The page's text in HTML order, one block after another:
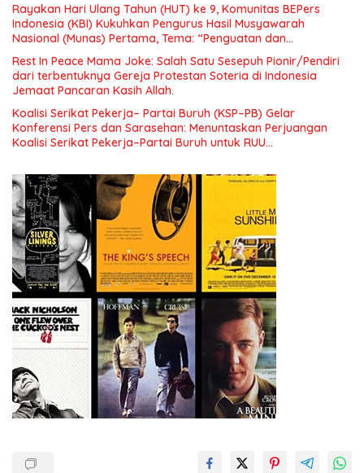
Rayakan Hari Ulang Tahun (HUT) ke 9, Komunitas BEPers
Indonesia (KBI) Kukuhkan Pengurus Hasil Musyawarah
Nasional (Munas) Pertama, Tema: “Penguatan dan
Pengembangan Organisasi KBI yang Berbasis Riset di seluruh
Indonesia dan Mancanegara”.
Rest In Peace Mama Joke: Salah Satu Sesepuh Pionir/Pendiri
dari terbentuknya Gereja Protestan Soteria di Indonesia
Jemaat Pancaran Kasih Allah.
Koalisi Serikat Pekerja– Partai Buruh (KSP–PB) Gelar
Konferensi Pers dan Sarasehan: Menuntaskan Perjuangan
Koalisi Serikat Pekerja–Partai Buruh untuk RUU